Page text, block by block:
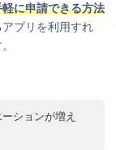
に申請できる方法
プリを利用すれ
ションが増え